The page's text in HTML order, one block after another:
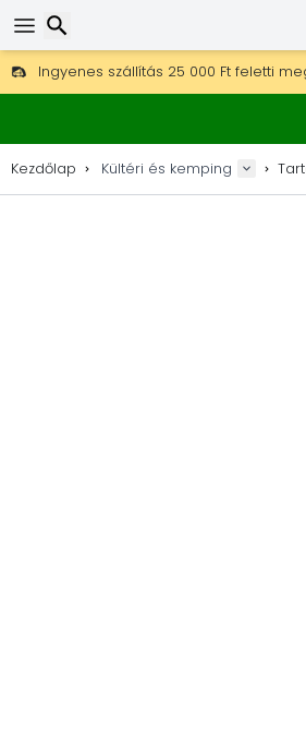
Ingyenes szállítás 25 000 Ft feletti
30 nap a visszaküldésre, 90 nap a fa
A legjobb árak outdoor
Kezdőlap Kültéri és kemping